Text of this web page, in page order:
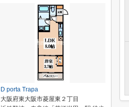
D porta Trapa
大阪府東大阪市菱屋東２丁目